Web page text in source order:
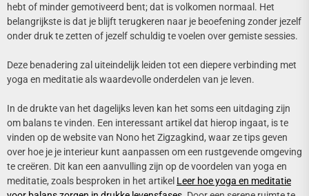
hebt of minder gemotiveerd bent; dat is volkomen normaal. Het
belangrijkste is dat je blijft terugkeren naar je beoefening zonder jezelf
onder druk te zetten of jezelf schuldig te voelen over gemiste sessies.
Deze benadering zal uiteindelijk leiden tot een diepere verbinding met
yoga en meditatie als waardevolle onderdelen van je leven.
In de drukte van het dagelijks leven kan het soms een uitdaging zijn
om balans te vinden. Een interessant artikel dat hierop ingaat, is te
vinden op de website van Nono het Zigzagkind, waar ze tips geven
over hoe je je interieur kunt aanpassen om een rustgevende omgeving
te creëren. Dit kan een aanvulling zijn op de voordelen van yoga en
meditatie, zoals besproken in het artikel Leer hoe yoga en meditatie